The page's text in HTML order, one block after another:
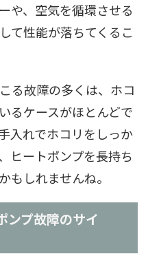
や、空気を循環させる
て性能が落ちてくるこ
る故障の多くは、ホコ
るケースがほとんどで
入れでホコリをしっか
ヒートポンプを長持ち
もしれませんね。
ンプ故障のサイ